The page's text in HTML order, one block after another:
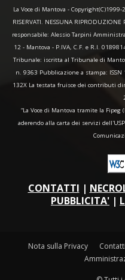
La Voce di Mantova - Copyright(C)1999-
RISERVATI. NESSUNA
responsabile: Alessio Tarpini
12 - Mantova - P.IVA, C.F. e R.I.
Tribunale: iscritta al Tribunale di
n. 9363 Pubblicazione a stampa:
132X La testata fruisce dei contributi
“La Voce di Mantova tramite la
aderendo alla carta dei servizi
CONTATTI |
PUBBLICITA' |
Nota sulla Privacy Contatti